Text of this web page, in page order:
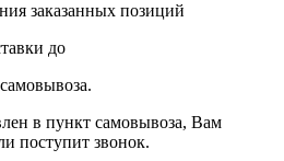
заказанных позиций
до
в пункт самовывоза, Вам
поступит звонок.